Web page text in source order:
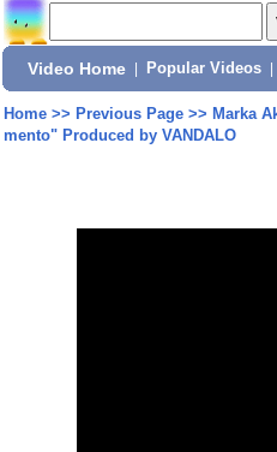
Video Home Popular Videos
Home>> Previous Page>> Marka
mento" Produced by VANDALO